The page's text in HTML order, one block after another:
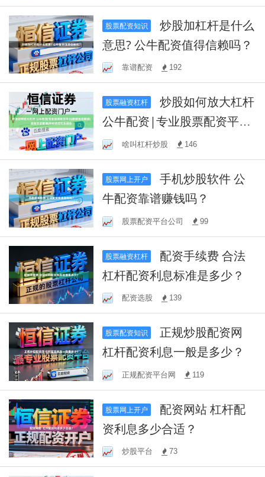
股票配资知识
炒股加杠杆是什么
意思? 公牛配资值得信赖吗？
靠谱配资 192
股票融资杠杆
炒股如何放大杠杆
公牛配资|专业股票配资平
台|稳健投资回报|高效资金
管理|实时追踪交易信息
啥叫杠杆炒股 146
股票网上开户
手机炒股软件 公
牛配资靠谱赚钱吗？
股票配资平台公司 99
股票融资杠杆
杠杆配资利息标准是多少？
配资选股 139
股票配资知识
杠杆配资利息一般是多少？
正规配资平台网 119
股票网上开户
资利息多少合适？
炒股平台 73